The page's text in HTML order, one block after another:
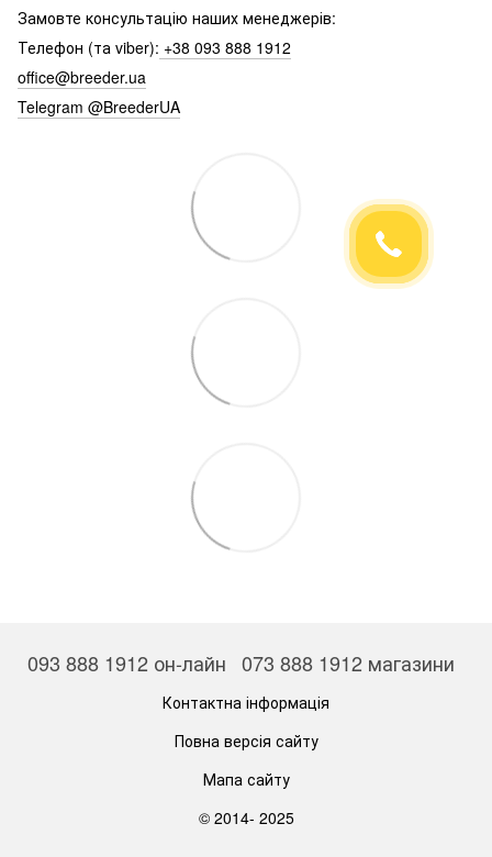
Замовте консультацію наших менеджерів:
Телефон (та viber): +38 093 888 1912
office@breeder.ua
Telegram @BreederUA
093 888 1912 он-лайн 073 888 1912 магазини
Контактна інформація
Повна версія сайту
Мапа сайту
© 2014- 2025